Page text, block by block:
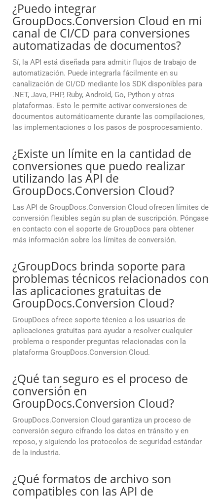
¿Puedo integrar
GroupDocs.Conversion Cloud en mi
canal de CI/CD para conversiones
automatizadas de documentos?
Sí, la API está diseñada para admitir flujos de trabajo de
automatización. Puede integrarla fácilmente en su
canalización de CI/CD mediante los SDK disponibles para
.NET, Java, PHP, Ruby, Android, Go, Python y otras
plataformas. Esto le permite activar conversiones de
documentos automáticamente durante las compilaciones,
las implementaciones o los pasos de posprocesamiento.
¿Existe un límite en la cantidad de
conversiones que puedo realizar
utilizando las API de
GroupDocs.Conversion Cloud?
Las API de GroupDocs.Conversion Cloud ofrecen límites de
conversión flexibles según su plan de suscripción. Póngase
en contacto con el soporte de GroupDocs para obtener
más información sobre los límites de conversión.
¿GroupDocs brinda soporte para
problemas técnicos relacionados con
las aplicaciones gratuitas de
GroupDocs.Conversion Cloud?
GroupDocs ofrece soporte técnico a los usuarios de
aplicaciones gratuitas para ayudar a resolver cualquier
problema o responder preguntas relacionadas con la
plataforma GroupDocs.Conversion Cloud.
¿Qué tan seguro es el proceso de
conversión en
GroupDocs.Conversion Cloud?
GroupDocs.Conversion Cloud garantiza un proceso de
conversión seguro cifrando los datos en tránsito y en
reposo, y siguiendo los protocolos de seguridad estándar
de la industria.
¿Qué formatos de archivo son
compatibles con las API de